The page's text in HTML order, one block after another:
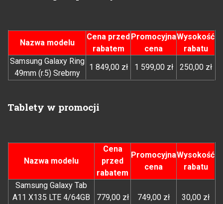
Nazwa modelu
Cena przed
rabatem
Promocyjna
cena
Wysokość
rabatu
Samsung Galaxy Ring
49mm (r.5) Srebrny
1 849,00 zł 1 599,00 zł 250,00 zł
Tablety w promocji
Nazwa modelu
Cena
przed
rabatem
Promocyjna
cena
Wysokość
rabatu
Samsung Galaxy Tab
A11 X135 LTE 4/64GB
779,00 zł 749,00 zł 30,00 zł